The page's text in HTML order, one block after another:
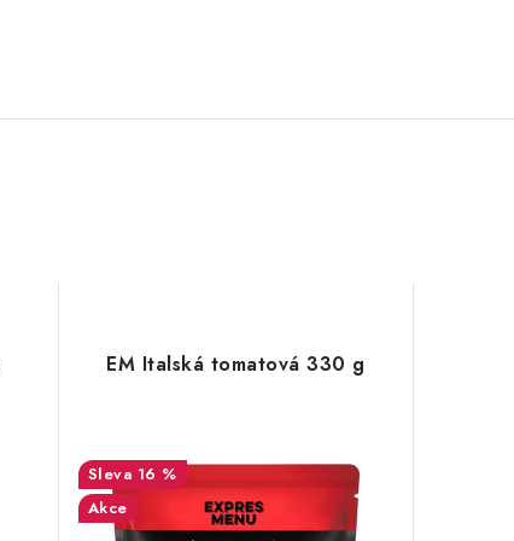
EM Italská tomatová 330 g
16 %
Akce